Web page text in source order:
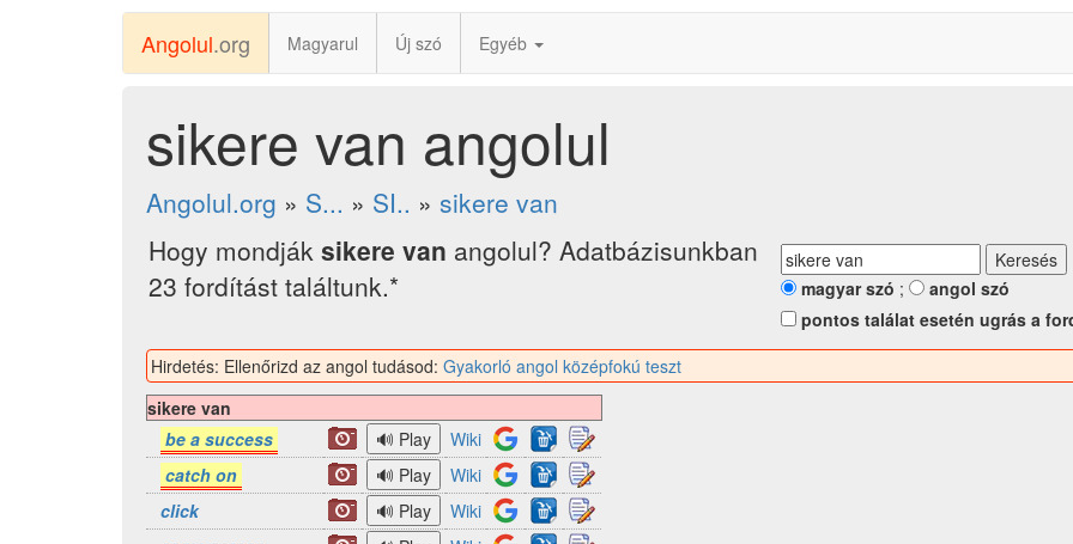
Angolul.org Magyarul Új szó Egyéb
sikere van angolul
Angolul.org » S... » SI.. » sikere van
Hogy mondják sikere van angolul? Adatbázisunkban
23 fordítást találtunk.*
magyar szó ;
angol szó
pontos találat esetén ugrás a
Hirdetés: Ellenőrizd az angol tudásod: Gyakorló angol középfokú teszt
sikere van
be a success
Wiki
catch on
Wiki
click
Wiki